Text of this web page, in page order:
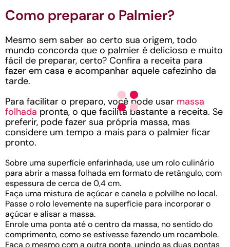
Como preparar o Palmier?
Mesmo sem saber ao certo sua origem, todo
mundo concorda que o palmier é delicioso e muito
fácil de preparar, certo? Confira a receita para
fazer em casa e acompanhar aquele cafezinho da
tarde.
Para facilitar o preparo, você pode usar massa
folhada pronta, o que facilita bastante a receita. Se
preferir, pode fazer sua própria massa, mas
considere um tempo a mais para o palmier ficar
pronto.
Sobre uma superfície enfarinhada, use um rolo culinário
para abrir a massa folhada em formato de retângulo, com
espessura de cerca de 0,4 cm.
Faça uma mistura de açúcar e canela e polvilhe no local.
Passe o rolo levemente na superfície para incorporar o
açúcar e alisar a massa.
Enrole uma ponta até o centro da massa, no sentido do
comprimento, como se estivesse fazendo um rocambole.
Faça o mesmo com a outra ponta, unindo as duas pontas